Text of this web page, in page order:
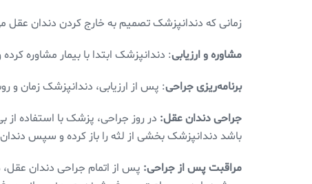
زمانی که دندانپزشک تصمیم به خارج کردن دندان عقل
مشاوره و ارزیابی: دندانپزشک ابتدا با بیمار مشاوره
برنامه‌ریزی جراحی: پس از ارزیابی، دندانپزشک زمان و
جراحی دندان عقل: در روز جراحی، پزشک با استفاده
باشد دندانپزشک بخشی از لثه را باز کرده و سپس
مراقبت پس از جراحی: پس از اتمام جراحی دندان